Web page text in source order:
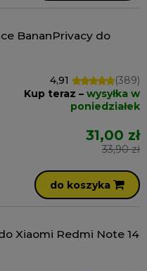
BananPrivacy do
4,91
(389)
Kup teraz – wysyłka w
poniedziałek
31,00 zł
33,90 zł
do koszyka
Xiaomi Redmi Note 14